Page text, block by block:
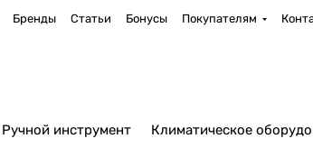
Бренды Статьи Бонусы Покупателям
Ручной инструмент Климатическое